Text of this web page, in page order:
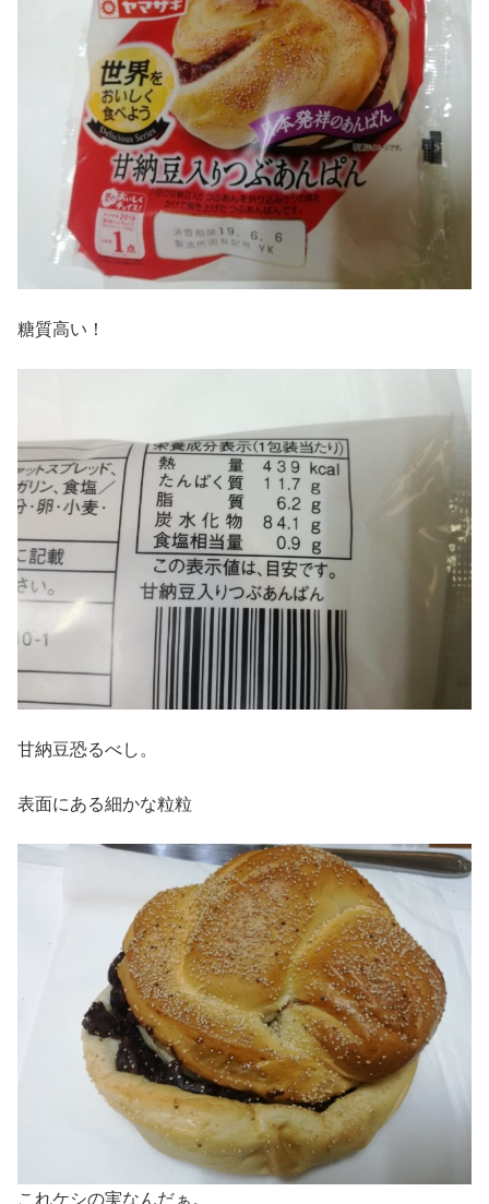
糖質高い！
甘納豆恐るべし。
表面にある細かな粒粒
これケシの実なんだぁ。